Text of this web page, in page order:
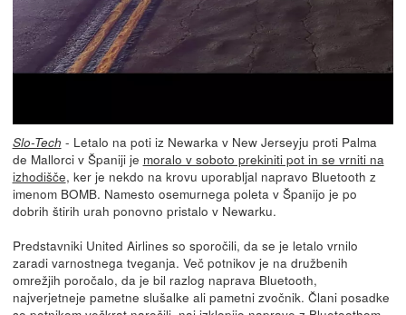
Slo-Tech - Letalo na poti iz Newarka v New Jerseyju proti Palma
de Mallorci v Španiji je moralo v soboto prekiniti pot in se vrniti na
izhodišče, ker je nekdo na krovu uporabljal napravo Bluetooth z
imenom BOMB. Namesto osemurnega poleta v Španijo je po
dobrih štirih urah ponovno pristalo v Newarku.
Predstavniki United Airlines so sporočili, da se je letalo vrnilo
zaradi varnostnega tveganja. Več potnikov je na družbenih
omrežjih poročalo, da je bil razlog naprava Bluetooth,
najverjetneje pametne slušalke ali pametni zvočnik. Člani posadke